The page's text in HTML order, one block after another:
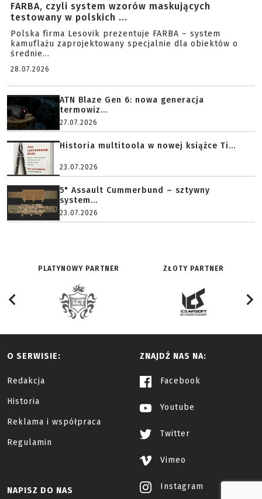
FARBA, czyli system wzorów maskujących
testowany w polskich ...
Polska firma Lesovik prezentuje FARBA – system
kamuflażu zaprojektowany specjalnie dla obiektów o
średnie...
28.07.2026
ATN Blaze Gen 6: nowa generacja
termowiz...
27.07.2026
Historia multitoola w nowej książce Ti...
23.07.2026
5" Assault Cummerbund – sztywny
system...
23.07.2026
PLATYNOWY PARTNER ZŁOTY PARTNER
O SERWISIE:
Redakcja
Historia
Reklama i współpraca
Regulamin
ZNAJDŹ NAS NA:
Facebook
Youtube
Twitter
Vimeo
Instagram
NAPISZ DO NAS